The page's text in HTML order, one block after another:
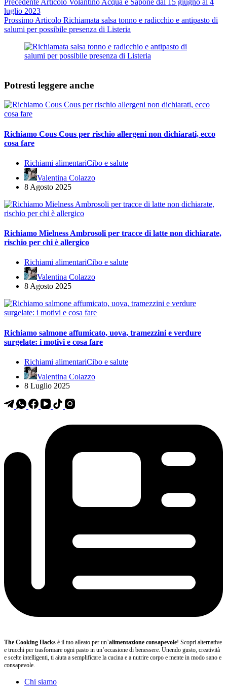
luglio 2023
Prossimo Articolo Richiamata salsa tonno e radicchio e antipasto di
salumi per possibile presenza di Listeria
Potresti leggere anche
Richiamo Cous Cous per rischio allergeni non dichiarati, ecco
cosa fare
Richiami alimentariCibo e salute
Valentina Colazzo
8 Agosto 2025
Richiamo Mielness Ambrosoli per tracce di latte non dichiarate,
rischio per chi è allergico
Richiami alimentariCibo e salute
Valentina Colazzo
8 Agosto 2025
Richiamo salmone affumicato, uova, tramezzini e verdure
surgelate: i motivi e cosa fare
Richiami alimentariCibo e salute
Valentina Colazzo
8 Luglio 2025
The Cooking Hacks è il tuo alleato per un’alimentazione consapevole! Scopri alternative
e trucchi per trasformare ogni pasto in un’occasione di benessere. Unendo gusto, creatività
e scelte intelligenti, ti aiuta a semplificare la cucina e a nutrire corpo e mente in modo sano e
consapevole.
Chi siamo